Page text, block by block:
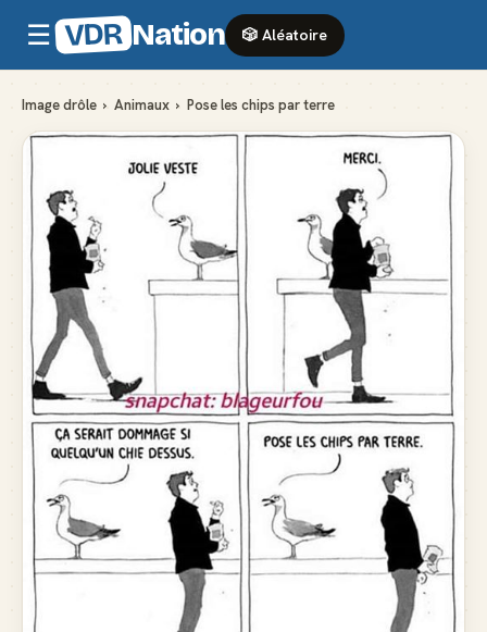
☰ VDR Nation 🎲 Aléatoire
Image drôle › Animaux › Pose les chips par terre